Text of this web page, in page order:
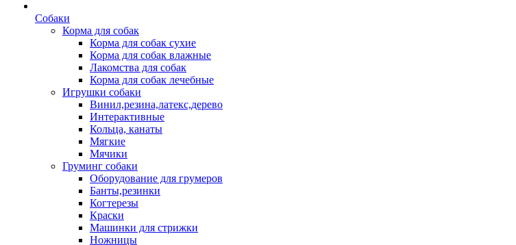
Собаки
Корма для собак
Корма для собак сухие
Корма для собак влажные
Лакомства для собак
Корма для собак лечебные
Игрушки собаки
Винил,резина,латекс,дерево
Интерактивные
Кольца, канаты
Мягкие
Мячики
Груминг собаки
Оборудование для грумеров
Банты,резинки
Когтерезы
Краски
Машинки для стрижки
Ножницы